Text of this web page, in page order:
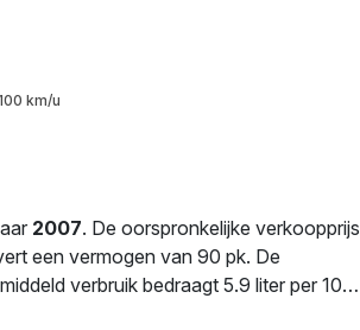
km/u
2007. De oorspronkelijke verkoopprijs
een vermogen van 90 pk. De
verbruik bedraagt 5.9 liter per 100
auto een nieuwe eigenaar gekregen.